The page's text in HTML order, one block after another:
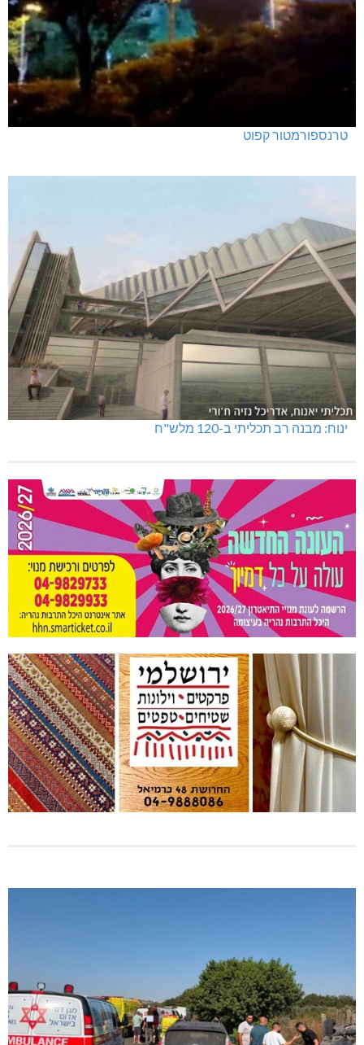
האלימות משתוללת!
טרנספורמטור קפוט
ינוח: מבנה רב תכליתי ב-120 מלש"ח